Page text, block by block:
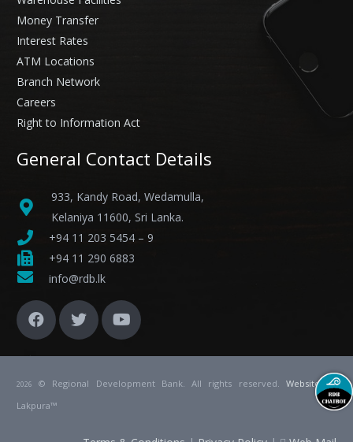
Money Transfer
Interest Rates
ATM Locations
Branch Network
Careers
Right to Information Act
General Contact Details
933, Kandy Road, Wedamulla,
Kelaniya 11600, Sri Lanka.
+94 11 203 5454 – 9
+94 11 290 6883
info@rdb.lk
2026 © Regional Development Bank. All rights reserved. Websiteby
Lakpura™